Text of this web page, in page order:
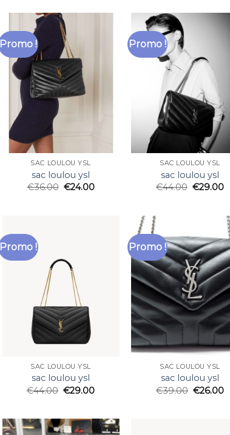
Promo !
SAC LOULOU YSL
sac loulou ysl
€36.00 €24.00
Promo !
SAC LOULOU YSL
sac loulou ysl
€44.00 €29.00
Promo !
SAC LOULOU YSL
sac loulou ysl
€44.00 €29.00
Promo !
SAC LOULOU YSL
sac loulou ysl
€39.00 €26.00